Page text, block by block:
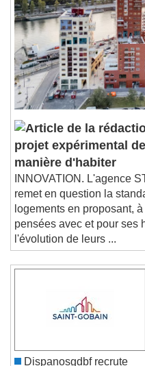
projet expérimental
manière d'habiter
INNOVATION. L'agence
remet en question la
logements en proposant, à
pensées avec et pour ses
l'évolution de leurs ...